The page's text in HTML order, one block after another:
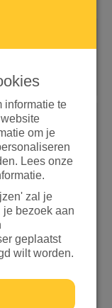
€ 100
informatie te
om je
Lees onze
zal je
bezoek aan
geplaatst
wilt worden.